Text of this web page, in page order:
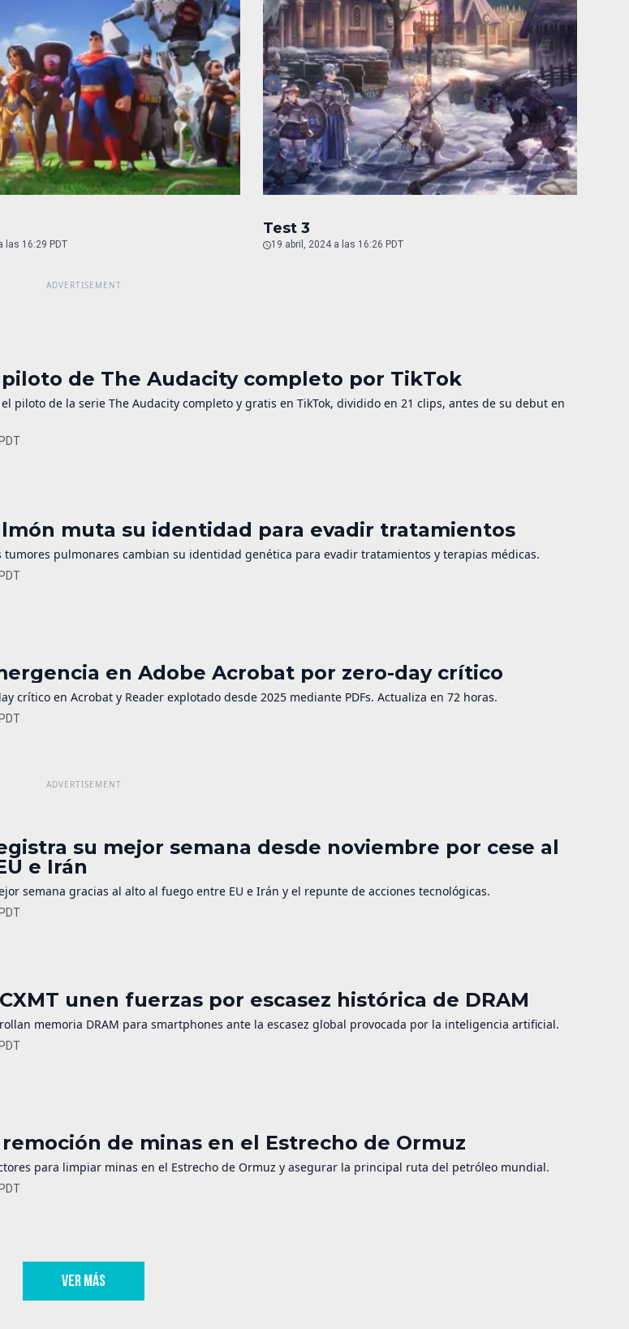
las 16:29 PDT
Test 3
19 abril, 2024 a las 16:26 PDT
de The Audacity completo por TikTok
piloto de la serie The Audacity completo y gratis en TikTok, dividido en 21 clips, antes de su debut en
muta su identidad para evadir tratamientos
tumores pulmonares cambian su identidad genética para evadir tratamientos y terapias médicas.
en Adobe Acrobat por zero-day crítico
crítico en Acrobat y Reader explotado desde 2025 mediante PDFs. Actualiza en 72 horas.
su mejor semana desde noviembre por cese al
e Irán
semana gracias al alto al fuego entre EU e Irán y el repunte de acciones tecnológicas.
unen fuerzas por escasez histórica de DRAM
memoria DRAM para smartphones ante la escasez global provocada por la inteligencia artificial.
remoción de minas en el Estrecho de Ormuz
para limpiar minas en el Estrecho de Ormuz y asegurar la principal ruta del petróleo mundial.
VER MÁS